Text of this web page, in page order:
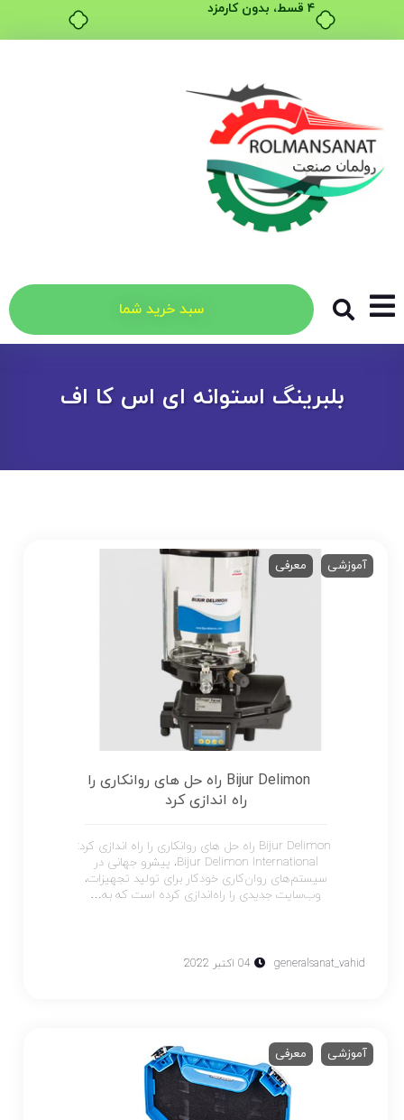
سبد خرید شما
بلبرینگ استوانه ای اس کا اف
آموزشی معرفی
Bijur Delimon راه حل های روانکاری را
راه اندازی کرد
Bijur Delimon راه حل های روانکاری را راه اندازی کرد:
Bijur Delimon International، پیشرو جهانی در
سیستم‌های روان‌کاری خودکار برای تولید تجهیزات،
وب‌سایت جدیدی را راه‌اندازی کرده است که به…
generalsanat_vahid 04 اکتبر 2022
آموزشی معرفی